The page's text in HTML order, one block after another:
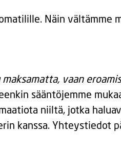
Näin vältämme
vaan
sääntöjemme
niiltä, jotka
kanssa. Yhteystiedot